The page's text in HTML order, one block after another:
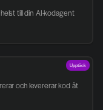
till din AI-kodagent
och levererar kod åt
Upptäck